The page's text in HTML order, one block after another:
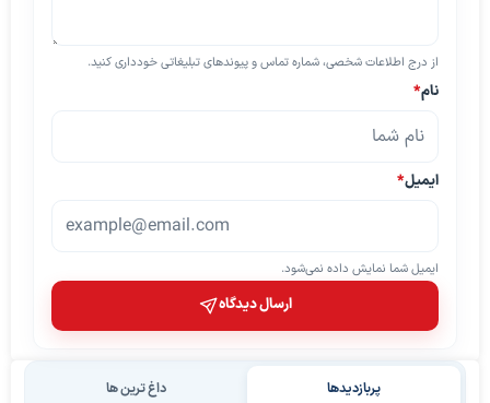
از درج اطلاعات شخصی، شماره تماس و پیوندهای تبلیغاتی خودداری کنید.
نام*
ایمیل*
ایمیل شما نمایش داده نمی‌شود.
ارسال دیدگاه
پربازدیدها داغ ترین ها